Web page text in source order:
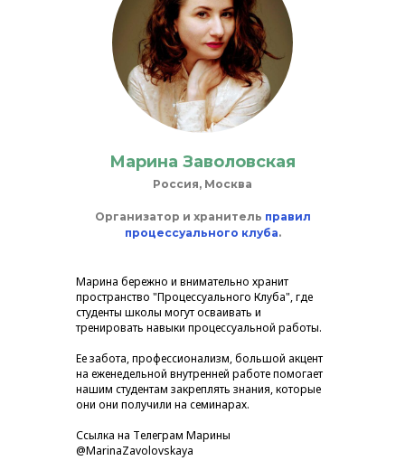
Марина Заволовская
Россия, Москва
Организатор и хранитель правил
процессуального клуба.
Марина бережно и внимательно хранит
пространство "Процессуального Клуба", где
студенты школы могут осваивать и
тренировать навыки процессуальной работы.
Ее забота, профессионализм, большой акцент
на еженедельной внутренней работе помогает
нашим студентам закреплять знания, которые
они они получили на семинарах.
Ссылка на Телеграм Марины
@MarinaZavolovskaya